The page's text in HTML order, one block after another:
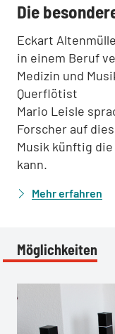
Die
Eckart
in einem Beruf
Medizin und
Querflötist
Mario Leisle
Forscher auf
Musik künftig
kann.
Mehr erfahren
Möglichkeiten